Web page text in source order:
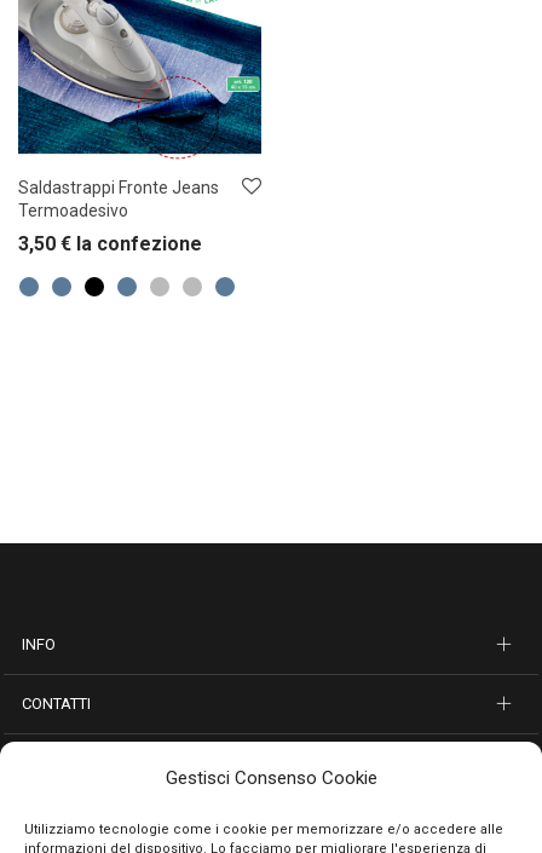
Gestisci Consenso Cookie
Utilizziamo tecnologie come i cookie per memorizzare e/o accedere alle
informazioni del dispositivo. Lo facciamo per migliorare l'esperienza di
Saldastrappi Fronte Jeans
Termoadesivo
3,50 € la confezione
INFO
CONTATTI
PAGAMENTI SICURI